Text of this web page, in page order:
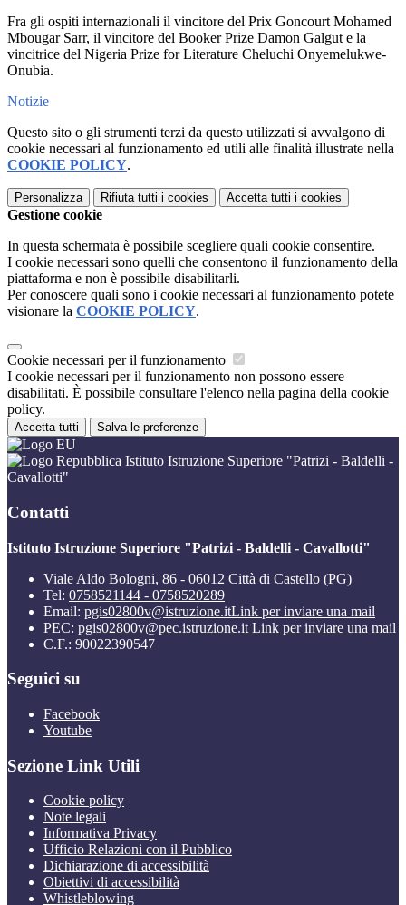
Fra gli ospiti internazionali il vincitore del Prix Goncourt Mohamed
Mbougar Sarr, il vincitore del Booker Prize Damon Galgut e la
vincitrice del Nigeria Prize for Literature Cheluchi Onyemelukwe-
Onubia.
Notizie
Questo sito o gli strumenti terzi da questo utilizzati si avvalgono di
cookie necessari al funzionamento ed utili alle finalità illustrate nella
COOKIE POLICY.
Personalizza Rifiuta tutti i cookies Accetta tutti i cookies
Gestione cookie
In questa schermata è possibile scegliere quali cookie consentire.
I cookie necessari sono quelli che consentono il funzionamento della
piattaforma e non è possibile disabilitarli.
Per conoscere quali sono i cookie necessari al funzionamento potete
visionare la COOKIE POLICY.
Cookie necessari per il funzionamento
I cookie necessari per il funzionamento non possono essere
disabilitati. È possibile consultare l'elenco nella pagina della cookie
policy.
Accetta tutti Salva le preferenze
Istituto Istruzione Superiore "Patrizi - Baldelli -
Cavallotti"
Contatti
Istituto Istruzione Superiore "Patrizi - Baldelli - Cavallotti"
Viale Aldo Bologni, 86 - 06012 Città di Castello (PG)
Tel: 0758521144 - 0758520289
Email: pgis02800v@istruzione.itLink per inviare una mail
PEC: pgis02800v@pec.istruzione.it Link per inviare una mail
C.F.: 90022390547
Seguici su
Facebook
Youtube
Sezione Link Utili
Cookie policy
Note legali
Informativa Privacy
Ufficio Relazioni con il Pubblico
Dichiarazione di accessibilità
Obiettivi di accessibilità
Whistleblowing